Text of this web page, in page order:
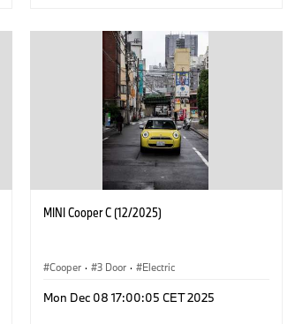
MINI Cooper C (12/2025)
Cooper · 3 Door · Electric
Mon Dec 08 17:00:05 CET 2025